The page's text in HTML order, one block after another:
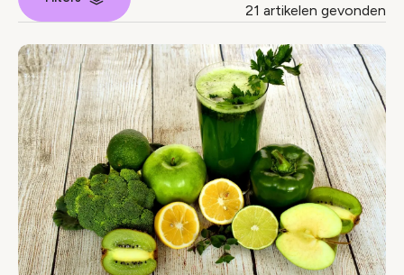
21 artikelen gevonden
Nieuws index